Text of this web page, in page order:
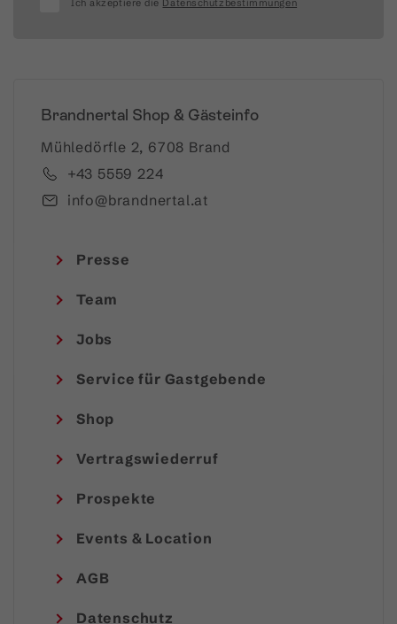
Brandnertal Shop & Gästeinfo
Mühledörfle 2, 6708 Brand
+43 5559 224
info@brandnertal.at
Presse
Team
Jobs
Service für Gastgebende
Shop
Vertragswiederruf
Prospekte
Events & Location
AGB
Datenschutz